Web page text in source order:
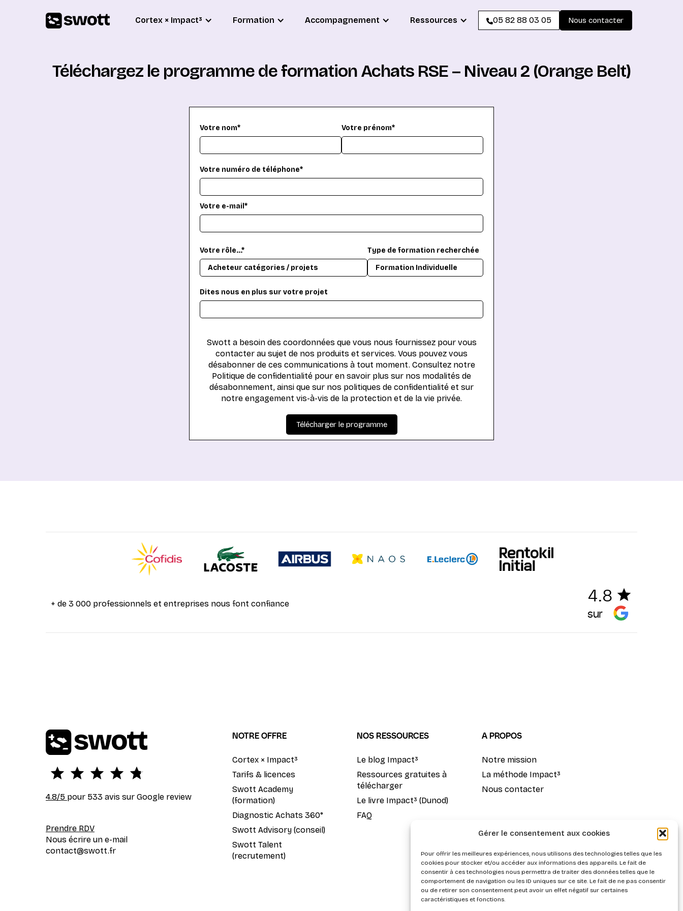
Gérer le consentement aux cookies
Pour offrir les meilleures expériences, nous utilisons des technologies telles que les
cookies pour stocker et/ou accéder aux informations des appareils. Le fait de
consentir à ces technologies nous permettra de traiter des données telles que le
comportement de navigation ou les ID uniques sur ce site. Le fait de ne pas consentir
ou de retirer son consentement peut avoir un effet négatif sur certaines
caractéristiques et fonctions.
Cortex × Impact³ Formation Accompagnement Ressources 05 82 88 03 05 Nous contacter
Téléchargez le programme de formation Achats RSE – Niveau 2 (Orange Belt)
Votre nom* Votre prénom*
Votre numéro de téléphone*
Votre e-mail*
Votre rôle...* Type de formation recherchée
Dites nous en plus sur votre projet
Swott a besoin des coordonnées que vous nous fournissez pour vous
contacter au sujet de nos produits et services. Vous pouvez vous
désabonner de ces communications à tout moment. Consultez notre
Politique de confidentialité pour en savoir plus sur nos modalités de
désabonnement, ainsi que sur nos politiques de confidentialité et sur
notre engagement vis-à-vis de la protection et de la vie privée.
+ de 3 000 professionnels et entreprises nous font confiance 4.8
sur
4.8/5 pour 533 avis sur Google review
Prendre RDV
Nous écrire un e-mail
contact@swott.fr
NOTRE OFFRE
Cortex × Impact³
Tarifs & licences
Swott Academy
(formation)
Diagnostic Achats 360°
Swott Advisory (conseil)
Swott Talent
(recrutement)
NOS RESSOURCES
Le blog Impact³
Ressources gratuites à
télécharger
Le livre Impact³ (Dunod)
FAQ
A PROPOS
Notre mission
La méthode Impact³
Nous contacter